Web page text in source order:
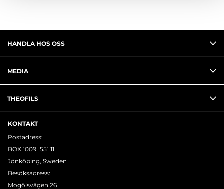
HANDLA HOS OSS
MEDIA
THEOFILS
KONTAKT
Postadress:
BOX 1009 551 11
Jönköping, Sweden
Besöksadress:
Mogölsvägen 26